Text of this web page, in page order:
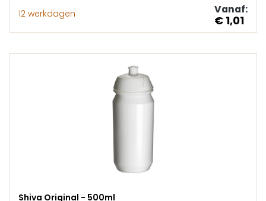
12 werkdagen Vanaf:
€ 1,01
Shiva Original - 500ml